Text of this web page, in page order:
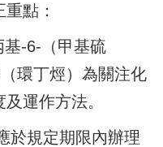
點：
-6-（甲基硫
環丁烴）為關注化
運作方法。
於規定期限內辦理